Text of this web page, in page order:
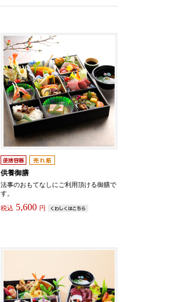
供養御膳
法事のおもてなしにご利用頂ける御膳で
す。
税込 5,600 円